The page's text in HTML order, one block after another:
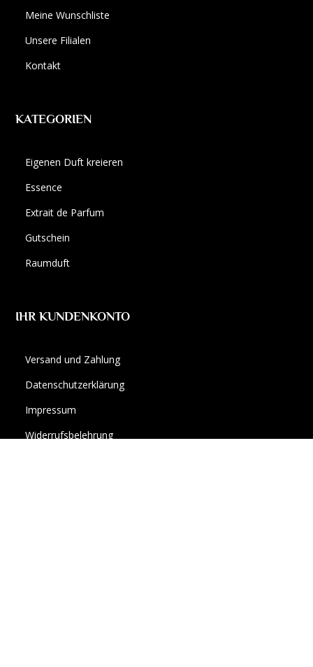
Meine Wunschliste
Unsere Filialen
Kontakt
KATEGORIEN
Eigenen Duft kreieren
Essence
Extrait de Parfum
Gutschein
Raumduft
IHR KUNDENKONTO
Versand und Zahlung
Datenschutzerklärung
Impressum
Widerrufsbelehrung